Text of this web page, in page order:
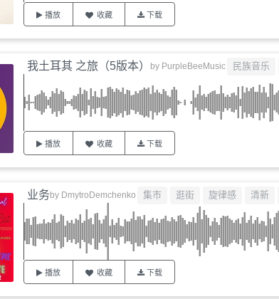
播放 收藏 下载
我土耳其 之旅（5版本） by PurpleBeeMusic 民族音乐
播放 收藏 下载
业务by DmytroDemchenko 集市 逛街 旋律感 清新
播放 收藏 下载